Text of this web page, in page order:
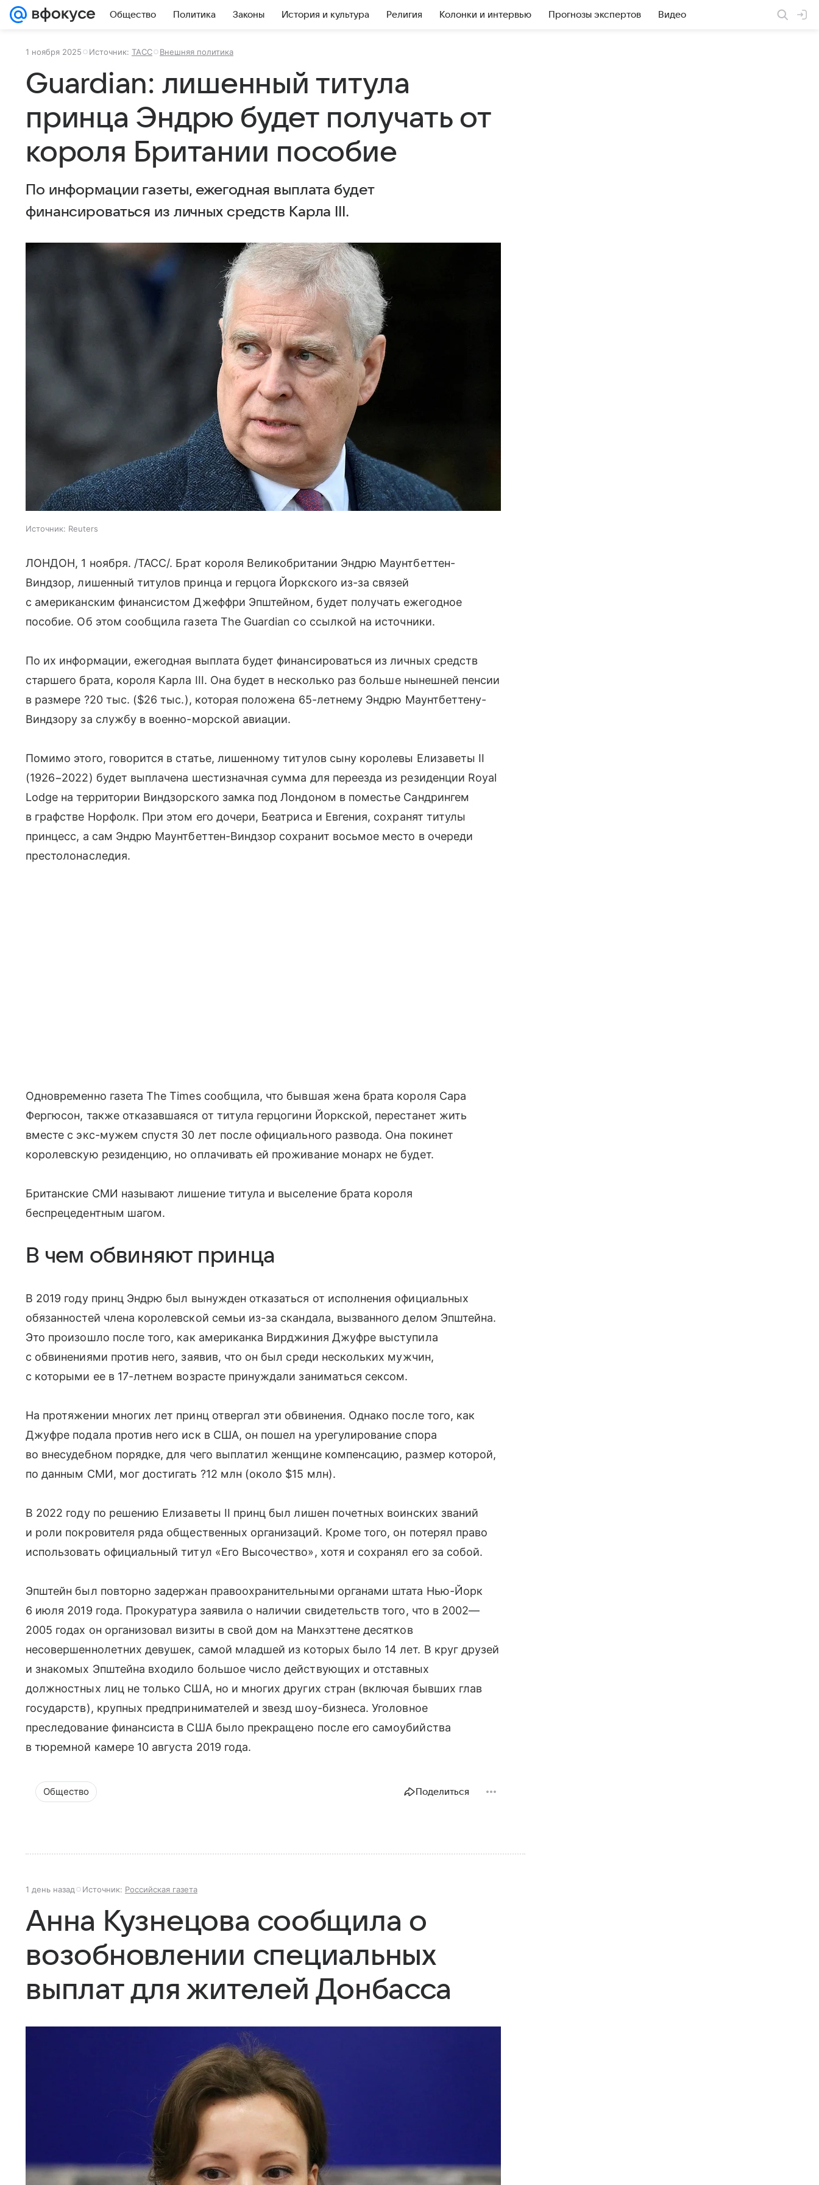
Общество Политика Законы История и культура Религия Колонки и интервью Прогнозы экспертов Видео
1 ноября 2025 Источник: ТАСС Внешняя политика
Guardian: лишенный титула
принца Эндрю будет получать от
короля Британии пособие
По информации газеты, ежегодная выплата будет
финансироваться из личных средств Карла III.
Источник: Reuters
ЛОНДОН, 1 ноября. /ТАСС/. Брат короля Великобритании Эндрю Маунтбеттен-
Виндзор, лишенный титулов принца и герцога Йоркского из-за связей
с американским финансистом Джеффри Эпштейном, будет получать ежегодное
пособие. Об этом сообщила газета The Guardian со ссылкой на источники.
По их информации, ежегодная выплата будет финансироваться из личных средств
старшего брата, короля Карла III. Она будет в несколько раз больше нынешней пенсии
в размере ?20 тыс. ($26 тыс.), которая положена 65-летнему Эндрю Маунтбеттену-
Виндзору за службу в военно-морской авиации.
Помимо этого, говорится в статье, лишенному титулов сыну королевы Елизаветы II
(1926−2022) будет выплачена шестизначная сумма для переезда из резиденции Royal
Lodge на территории Виндзорского замка под Лондоном в поместье Сандрингем
в графстве Норфолк. При этом его дочери, Беатриса и Евгения, сохранят титулы
принцесс, а сам Эндрю Маунтбеттен-Виндзор сохранит восьмое место в очереди
престолонаследия.
Одновременно газета The Times сообщила, что бывшая жена брата короля Сара
Фергюсон, также отказавшаяся от титула герцогини Йоркской, перестанет жить
вместе с экс-мужем спустя 30 лет после официального развода. Она покинет
королевскую резиденцию, но оплачивать ей проживание монарх не будет.
Британские СМИ называют лишение титула и выселение брата короля
беспрецедентным шагом.
В чем обвиняют принца
В 2019 году принц Эндрю был вынужден отказаться от исполнения официальных
обязанностей члена королевской семьи из-за скандала, вызванного делом Эпштейна.
Это произошло после того, как американка Вирджиния Джуфре выступила
с обвинениями против него, заявив, что он был среди нескольких мужчин,
с которыми ее в 17-летнем возрасте принуждали заниматься сексом.
На протяжении многих лет принц отвергал эти обвинения. Однако после того, как
Джуфре подала против него иск в США, он пошел на урегулирование спора
во внесудебном порядке, для чего выплатил женщине компенсацию, размер которой,
по данным СМИ, мог достигать ?12 млн (около $15 млн).
В 2022 году по решению Елизаветы II принц был лишен почетных воинских званий
и роли покровителя ряда общественных организаций. Кроме того, он потерял право
использовать официальный титул «Его Высочество», хотя и сохранял его за собой.
Эпштейн был повторно задержан правоохранительными органами штата Нью-Йорк
6 июля 2019 года. Прокуратура заявила о наличии свидетельств того, что в 2002—
2005 годах он организовал визиты в свой дом на Манхэттене десятков
несовершеннолетних девушек, самой младшей из которых было 14 лет. В круг друзей
и знакомых Эпштейна входило большое число действующих и отставных
должностных лиц не только США, но и многих других стран (включая бывших глав
государств), крупных предпринимателей и звезд шоу-бизнеса. Уголовное
преследование финансиста в США было прекращено после его самоубийства
в тюремной камере 10 августа 2019 года.
Общество Поделиться
1 день назад Источник: Российская газета
Анна Кузнецова сообщила о
возобновлении специальных
выплат для жителей Донбасса